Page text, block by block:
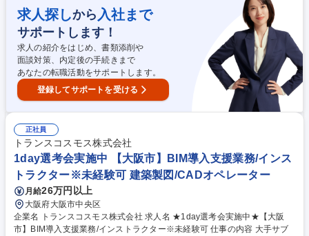
Udemy受講や資格取得支援も充実しており、継続的なスキルアップが可能
です。上流工程から一貫して携わりながら、リーダーとしての裁量を持っ
て活躍できる環境です。 募集職種 【大阪/開発SE】世界的なIT企業グルー
プの安定基盤！大手ゲーム企業向け開発
求人探しから 入社まで
サポートします！
求人の紹介をはじめ、書類添削や
面談対策、内定後の手続きまで
あなたの転職活動をサポートします。
登録してサポートを受ける
正社員
トランスコスモス株式会社
1day選考会実施中 【大阪市】BIM導入支援業務/インス
トラクター※未経験可 建築製図/CADオペレーター
月給26万円以上
大阪府大阪市中央区
企業名 トランスコスモス株式会社 求人名 ★1day選考会実施中★【大阪
市】BIM導入支援業務/インストラクター※未経験可 仕事の内容 大手サブ